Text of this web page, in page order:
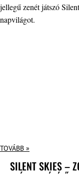
jellegű zenét játszó
napvilágot.
TOVÁBB »
SILENT SKIES –